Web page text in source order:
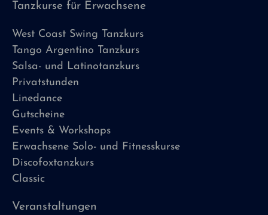
Tanzkurse für Erwachsene
West Coast Swing Tanzkurs
Tango Argentino Tanzkurs
Salsa- und Latinotanzkurs
Privatstunden
Linedance
Gutscheine
Events & Workshops
Erwachsene Solo- und Fitnesskurse
Discofoxtanzkurs
Classic
Veranstaltungen